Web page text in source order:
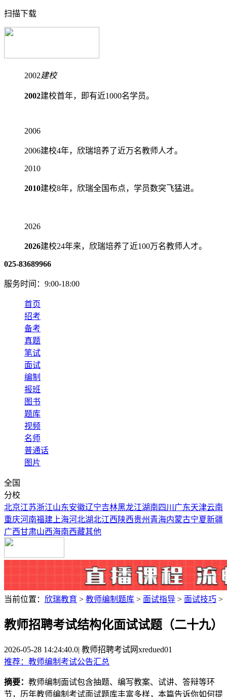
扫描下载
2002建校
2002建校首年，即有近1000名学员。
2006
2006建校4年，欣瑞培养了近万名教师人才。
2010
2010建校8年，欣瑞全国布点，学员数突飞猛进。
2026
2026建校24年来，欣瑞培养了近100万名教师人才。
025-83689966
服务时间：9:00-18:00
首页
招考
备考
真题
笔试
面试
编制
报班
图书
题库
视频
名师
普通话
图片
全国
分校
北京江苏浙江山东安徽辽宁吉林黑龙江湖南四川 广东天津云南
重庆河南福建 上海河北湖北江西陕西贵州 青海内蒙古宁夏新疆
广西甘肃山西海南西藏其他
当前位置： 欣瑞教育 > 教师编制题库 > 面试指导 > 面试技巧 >
教师招聘考试结构化面试试题（二十九）
2026-05-28 14:24:40.0| 教师招聘考试网xredued01
推荐：教师编制考试公告汇总
摘要： 教师编制面试包含抽题、编写教案、试讲、答辩等环
节，历年教师编制考试面试题库丰富多样，本篇告诉你如何提